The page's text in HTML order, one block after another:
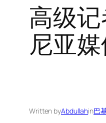
高级
尼亚
Written byAbdullahin巴